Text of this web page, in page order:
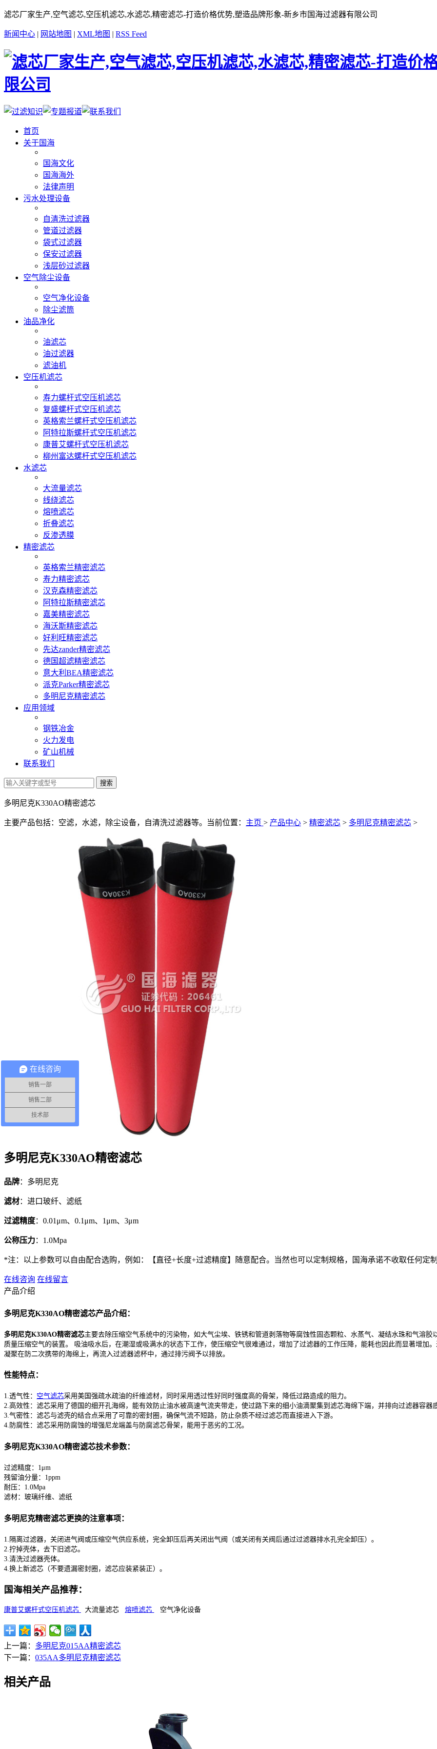
滤芯厂家生产,空气滤芯,空压机滤芯,水滤芯,精密滤芯-打造价格优势,塑造品牌形象-新乡市国海过滤器有限公司
新闻中心 | 网站地图 | XML地图 | RSS Feed
首页
关于国海
国海文化
国海海外
法律声明
污水处理设备
自清洗过滤器
管道过滤器
袋式过滤器
保安过滤器
浅层砂过滤器
空气除尘设备
空气净化设备
除尘滤筒
油品净化
油滤芯
油过滤器
滤油机
空压机滤芯
寿力螺杆式空压机滤芯
复盛螺杆式空压机滤芯
英格索兰螺杆式空压机滤芯
阿特拉斯螺杆式空压机滤芯
康普艾螺杆式空压机滤芯
柳州富达螺杆式空压机滤芯
水滤芯
大流量滤芯
线绕滤芯
熔喷滤芯
折叠滤芯
反渗透膜
精密滤芯
英格索兰精密滤芯
寿力精密滤芯
汉克森精密滤芯
阿特拉斯精密滤芯
嘉美精密滤芯
海沃斯精密滤芯
好利旺精密滤芯
先达zander精密滤芯
德国超滤精密滤芯
意大利BEA精密滤芯
派克Parker精密滤芯
多明尼克精密滤芯
应用领域
钢铁冶金
火力发电
矿山机械
联系我们
多明尼克K330AO精密滤芯
主要产品包括：空滤，水滤，除尘设备，自清洗过滤器等。 当前位置： 主页 > 产品中心 > 精密滤芯 > 多明尼克精密滤芯 >
多明尼克K330AO精密滤芯
品牌：多明尼克
滤材：进口玻纤、滤纸
过滤精度：0.01μm、0.1μm、1μm、3μm
公称压力：1.0Mpa
*注：以上参数可以自由配合选购，例如：【直径+长度+过滤精度】随意配合。当然也可以定制规格，国海承诺不收取任何定
在线咨询 在线留言
产品介绍
多明尼克K330AO精密滤芯产品介绍：
多明尼克K330AO精密滤芯主要去除压缩空气系统中的污染物，如大气尘埃、铁锈和管道剥落物等腐蚀性固态颗粒、水蒸气、凝结水珠和气溶
质量压缩空气的装置。 吸油吸水后，在潮湿或吸满水的状态下工作，使压缩空气很难通过，增加了过滤器的工作压降，能耗也因此而显著增加
凝聚在防二次携带的海绵上，再流入过滤器滤杯中，通过排污阀予以排放。
性能特点：
1.透气性： 空气滤芯采用美国强疏水疏油的纤维滤材，同时采用透过性好同时强度高的骨架，降低过路造成的阻力。
2.高效性：滤芯采用了德国的细开孔海绵，能有效防止油水被高速气流夹带走，使过路下来的细小油滴聚集到滤芯海绵下端，并排向过滤器容器
3.气密性：滤芯与滤壳的结合点采用了可靠的密封圈，确保气流不短路，防止杂质不经过滤芯而直接进入下游。
4.防腐性：滤芯采用防腐蚀的增强尼龙端盖与防腐滤芯骨架，能用于恶劣的工况。
多明尼克K330AO精密滤芯技术参数：
过滤精度：1μm
残留油分量：1ppm
耐压：1.0Mpa
滤材：玻璃纤维、滤纸
多明尼克精密滤芯更换的注意事项：
1.隔离过滤器，关闭进气阀或压缩空气供应系统，完全卸压后再关闭出气阀（或关闭有关阀后通过过滤器排水孔完全卸压）。
2.拧掉壳体，去下旧滤芯。
3.清洗过滤器壳体。
4.换上新滤芯（不要遗漏密封圈，滤芯应装紧装正）。
国海相关产品推荐：
康普艾螺杆式空压机滤芯 大流量滤芯 熔喷滤芯 空气净化设备
上一篇： 多明尼克015AA精密滤芯
下一篇： 035AA多明尼克精密滤芯
相关产品
在线咨询
销售一部
销售二部
技术部